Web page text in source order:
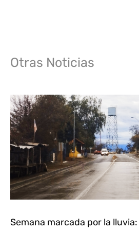
Otras Noticias
Semana marcada por la lluvia: